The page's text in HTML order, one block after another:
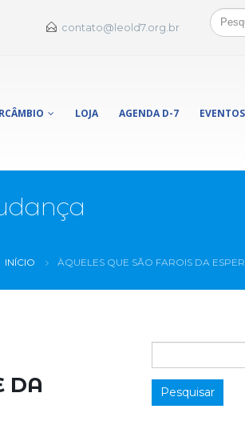
contato@leold7.org.br
LOJA AGENDA D-7 EVENTOS
INÍCIO ÀQUELES QUE SÃO FAROIS DA
DA